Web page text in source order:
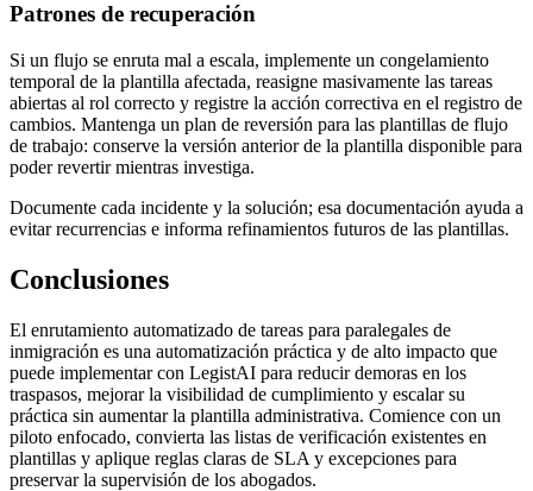
Patrones de recuperación
Si un flujo se enruta mal a escala, implemente un congelamiento
temporal de la plantilla afectada, reasigne masivamente las tareas
abiertas al rol correcto y registre la acción correctiva en el registro de
cambios. Mantenga un plan de reversión para las plantillas de flujo
de trabajo: conserve la versión anterior de la plantilla disponible para
poder revertir mientras investiga.
Documente cada incidente y la solución; esa documentación ayuda a
evitar recurrencias e informa refinamientos futuros de las plantillas.
Conclusiones
El enrutamiento automatizado de tareas para paralegales de
inmigración es una automatización práctica y de alto impacto que
puede implementar con LegistAI para reducir demoras en los
traspasos, mejorar la visibilidad de cumplimiento y escalar su
práctica sin aumentar la plantilla administrativa. Comience con un
piloto enfocado, convierta las listas de verificación existentes en
plantillas y aplique reglas claras de SLA y excepciones para
preservar la supervisión de los abogados.